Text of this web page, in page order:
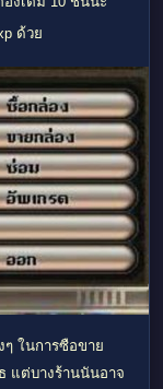
ด้วย
ๆ ในการซือขาย
แต่บางร้านนันอาจ